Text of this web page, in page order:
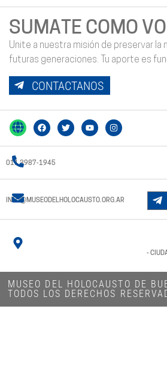
SUMATE COMO
Unite a nuestra misión de preservar la
futuras generaciones. Tu aporte es
CONTACTANOS
011 3987-1945
INFO@MUSEODELHOLOCAUSTO.ORG.AR
-
MUSEO DEL HOLOCAUSTO DE
TODOS LOS DERECHOS